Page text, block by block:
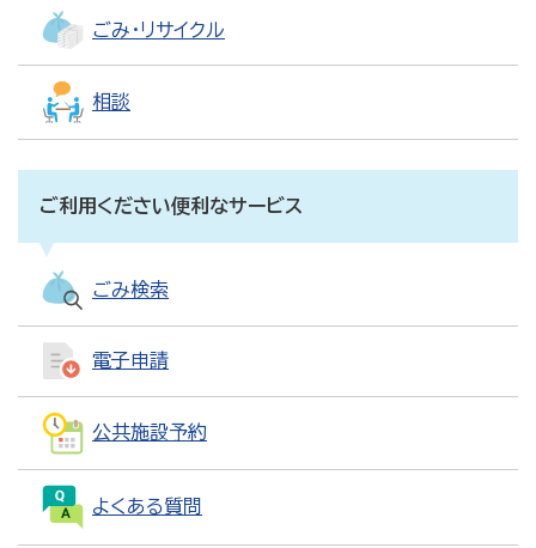
ごみ・リサイクル
相談
ご利用ください便利なサービス
ごみ検索
電子申請
公共施設予約
よくある質問